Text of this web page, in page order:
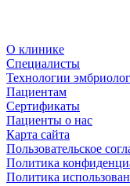
О клинике
Специалисты
Технологии
Пациентам
Сертификаты
Пациенты о нас
Карта сайта
Пользовательское
Политика
Политика